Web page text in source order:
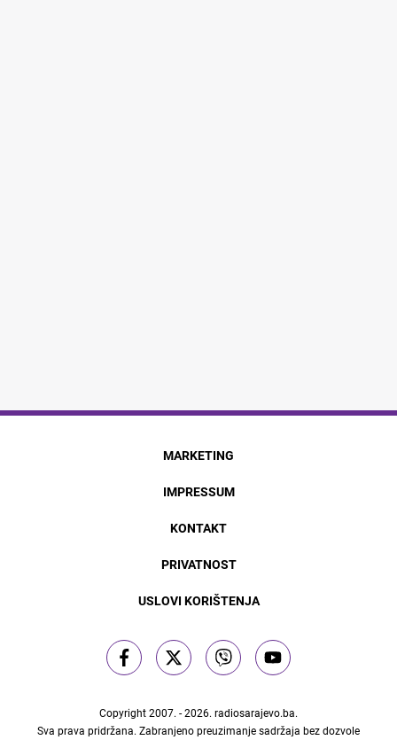
MARKETING
IMPRESSUM
KONTAKT
PRIVATNOST
USLOVI KORIŠTENJA
Copyright 2007. - 2026. radiosarajevo.ba.
Sva prava pridržana. Zabranjeno preuzimanje sadržaja bez dozvole